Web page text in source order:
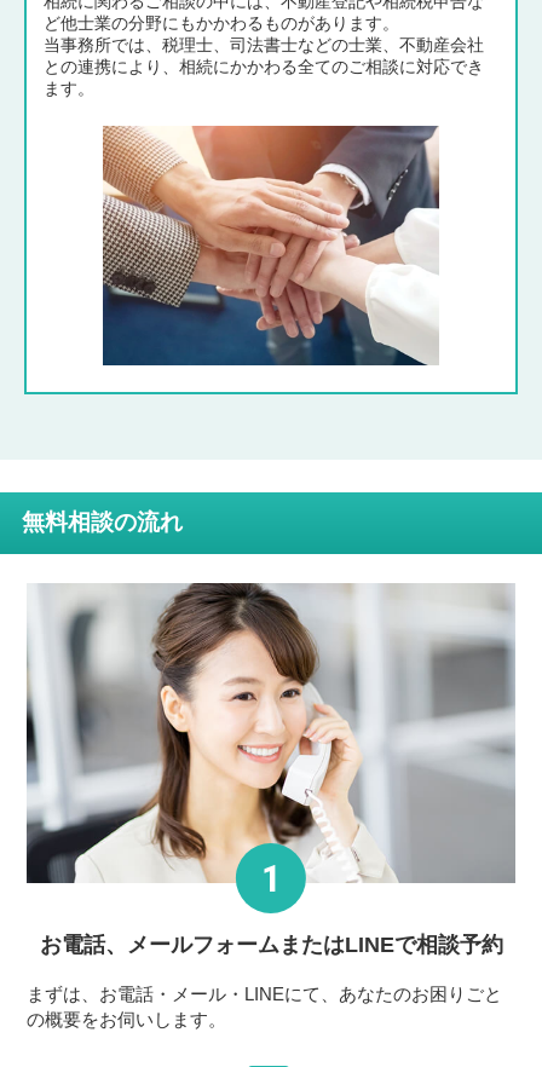
ど他士業の分野にもかかわるものがあります。
当事務所では、税理士、司法書士などの士業、不動産会社
との連携により、相続にかかわる全てのご相談に対応でき
ます。
無料相談の流れ
お電話、メールフォームまたはLINEで相談予約
まずは、お電話・メール・LINEにて、あなたのお困りごと
の概要をお伺いします。